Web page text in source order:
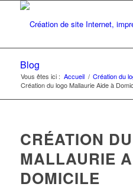
Blog
Vous êtes ici : Accueil / Création du
Création du logo Mallaurie Aide à
CRÉATION
MALLAURIE
DOMICILE